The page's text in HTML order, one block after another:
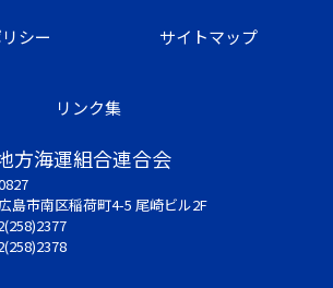
シー サイトマップ
リンク集
方海運組合連合会
島市南区稲荷町4-5 尾崎ビル2F